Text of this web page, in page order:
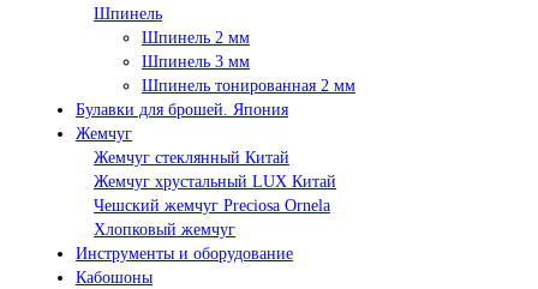
Шпинель
Шпинель 2 мм
Шпинель 3 мм
Шпинель тонированная 2 мм
Булавки для брошей. Япония
Жемчуг
Жемчуг стеклянный Китай
Жемчуг хрустальный LUX Китай
Чешский жемчуг Preciosa Ornela
Хлопковый жемчуг
Инструменты и оборудование
Кабошоны